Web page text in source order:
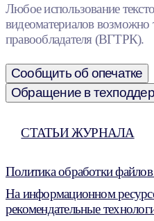
Любое использование
видеоматериалов возможно
правообладателя (ВГТРК).
Сообщить об опечатке
Обращение в
СТАТЬИ ЖУРНАЛА
Политика обработки
На информационном
рекомендательные